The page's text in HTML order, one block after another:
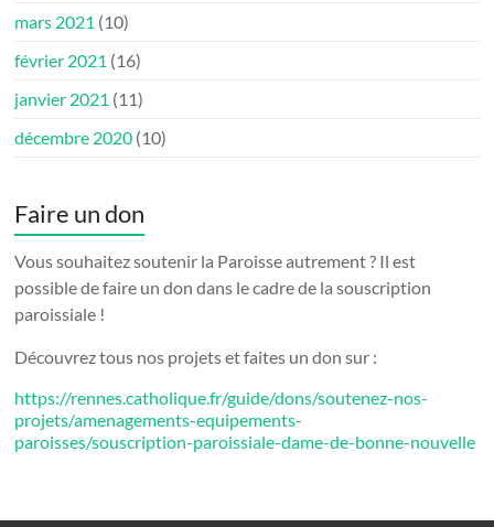
mars 2021 (10)
février 2021 (16)
janvier 2021 (11)
décembre 2020 (10)
Faire un don
Vous souhaitez soutenir la Paroisse autrement ? Il est
possible de faire un don dans le cadre de la souscription
paroissiale !
Découvrez tous nos projets et faites un don sur :
https://rennes.catholique.fr/guide/dons/soutenez-nos-
projets/amenagements-equipements-
paroisses/souscription-paroissiale-dame-de-bonne-nouvelle